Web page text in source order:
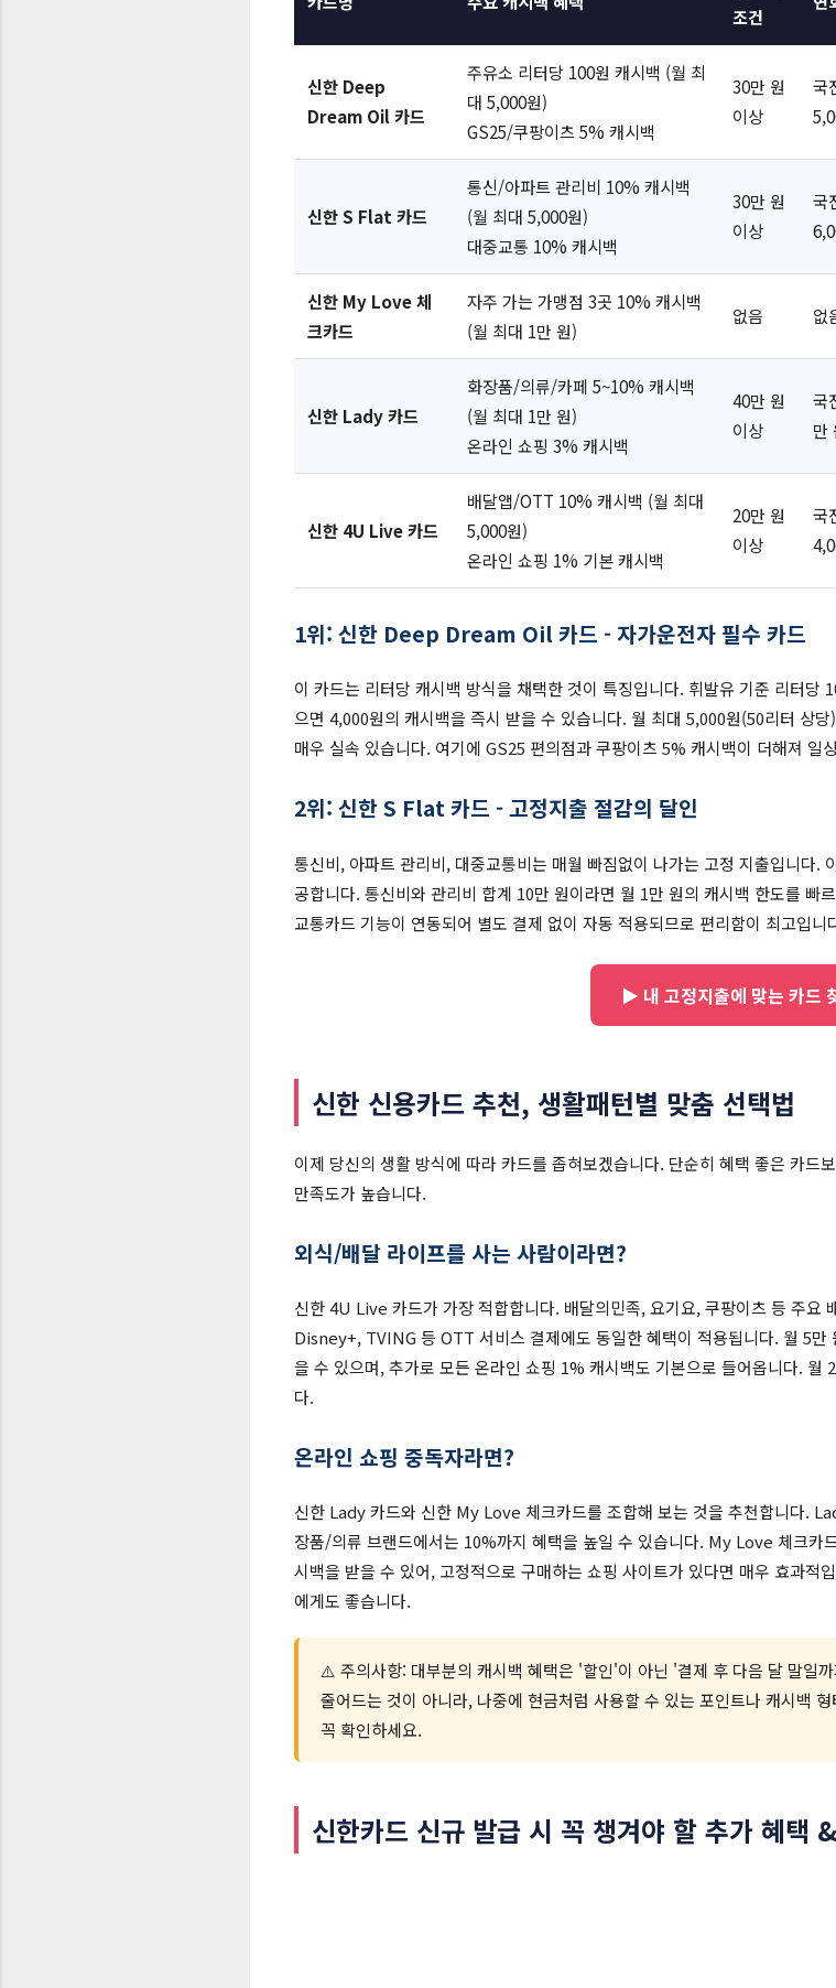
조건
신한 Deep
Dream Oil 카드
주유소 리터당 100원 캐시백 (월 최
대 5,000원)
GS25/쿠팡이츠 5% 캐시백
30만 원
이상
국
신한 S Flat 카드
통신/아파트 관리비 10% 캐시백
(월 최대 5,000원)
대중교통 10% 캐시백
30만 원
이상
국
신한 My Love 체
크카드
자주 가는 가맹점 3곳 10% 캐시백
(월 최대 1만 원)
없음 없
신한 Lady 카드
화장품/의류/카페 5~10% 캐시백
(월 최대 1만 원)
온라인 쇼핑 3% 캐시백
40만 원
이상
국
만
신한 4U Live 카드
배달앱/OTT 10% 캐시백 (월 최대
5,000원)
온라인 쇼핑 1% 기본 캐시백
20만 원
이상
국
1위: 신한 Deep Dream Oil 카드 - 자가운전자 필수 카드
이 카드는 리터당 캐시백 방식을 채택한 것이 특징입니다. 휘발유 기준 리터당
으면 4,000원의 캐시백을 즉시 받을 수 있습니다. 월 최대 5,000원(50리터 상
매우 실속 있습니다. 여기에 GS25 편의점과 쿠팡이츠 5% 캐시백이 더해져 일
2위: 신한 S Flat 카드 - 고정지출 절감의 달인
통신비, 아파트 관리비, 대중교통비는 매월 빠짐없이 나가는 고정 지출입니다.
공합니다. 통신비와 관리비 합계 10만 원이라면 월 1만 원의 캐시백 한도를 빠
교통카드 기능이 연동되어 별도 결제 없이 자동 적용되므로 편리함이 최고입니
▶ 내 고정지출에 맞는 카드
신한 신용카드 추천, 생활패턴별 맞춤 선택법
이제 당신의 생활 방식에 따라 카드를 좁혀보겠습니다. 단순히 혜택 좋은 카드
만족도가 높습니다.
외식/배달 라이프를 사는 사람이라면?
신한 4U Live 카드가 가장 적합합니다. 배달의민족, 요기요, 쿠팡이츠 등 주
Disney+, TVING 등 OTT 서비스 결제에도 동일한 혜택이 적용됩니다. 월 5
을 수 있으며, 추가로 모든 온라인 쇼핑 1% 캐시백도 기본으로 들어옵니다. 월
다.
온라인 쇼핑 중독자라면?
신한 Lady 카드와 신한 My Love 체크카드를 조합해 보는 것을 추천합니다.
장품/의류 브랜드에서는 10%까지 혜택을 높일 수 있습니다. My Love 체크카
시백을 받을 수 있어, 고정적으로 구매하는 쇼핑 사이트가 있다면 매우 효과적
에게도 좋습니다.
⚠️ 주의사항: 대부분의 캐시백 혜택은 '할인'이 아닌 '결제 후 다음 달 말일
줄어드는 것이 아니라, 나중에 현금처럼 사용할 수 있는 포인트나 캐시백
꼭 확인하세요.
신한카드 신규 발급 시 꼭 챙겨야 할 추가 혜택